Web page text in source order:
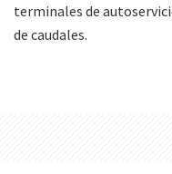
terminales de
de caudales.